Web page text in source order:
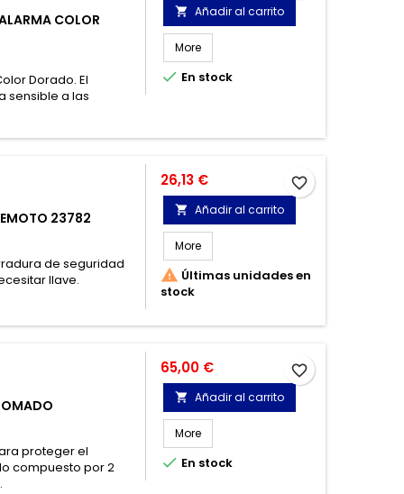
COLOR
Dorado. El
sensible a las
 Añadir al carrito
More
 En stock
23782
de seguridad
llave.
Precio
26,13 €
 Añadir al carrito
More
 Últimas unidades en
stock
favorite_border
proteger el
compuesto por 2
Precio
65,00 €
 Añadir al carrito
More
 En stock
favorite_border